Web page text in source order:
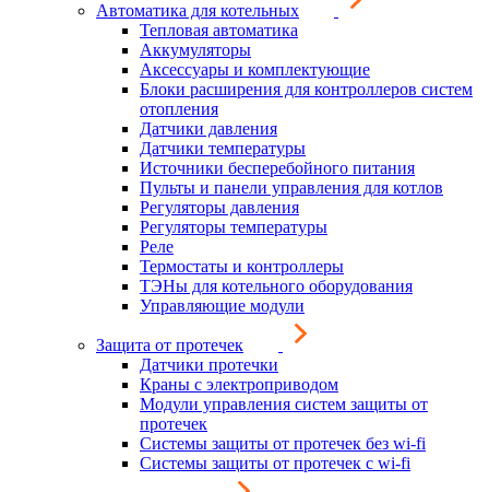
Автоматика для котельных
Тепловая автоматика
Аккумуляторы
Аксессуары и комплектующие
Блоки расширения для контроллеров систем
отопления
Датчики давления
Датчики температуры
Источники бесперебойного питания
Пульты и панели управления для котлов
Регуляторы давления
Регуляторы температуры
Реле
Термостаты и контроллеры
ТЭНы для котельного оборудования
Управляющие модули
Защита от протечек
Датчики протечки
Краны с электроприводом
Модули управления систем защиты от
протечек
Системы защиты от протечек без wi-fi
Системы защиты от протечек с wi-fi